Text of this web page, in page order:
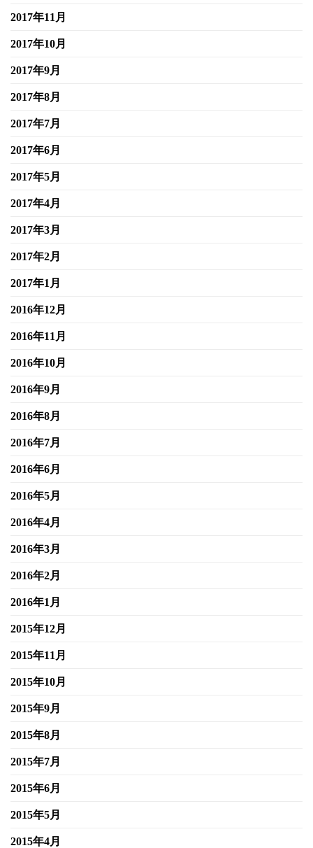
2017年11月
2017年10月
2017年9月
2017年8月
2017年7月
2017年6月
2017年5月
2017年4月
2017年3月
2017年2月
2017年1月
2016年12月
2016年11月
2016年10月
2016年9月
2016年8月
2016年7月
2016年6月
2016年5月
2016年4月
2016年3月
2016年2月
2016年1月
2015年12月
2015年11月
2015年10月
2015年9月
2015年8月
2015年7月
2015年6月
2015年5月
2015年4月